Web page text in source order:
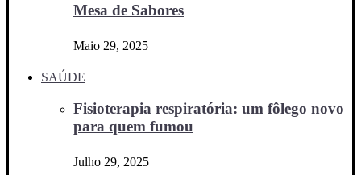
Mesa de Sabores
Maio 29, 2025
SAÚDE
Fisioterapia respiratória: um fôlego novo
para quem fumou
Julho 29, 2025